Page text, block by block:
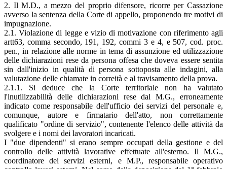
2. Il M.D., a mezzo del proprio difensore, ricorre per Cassazione
avverso la sentenza della Corte di appello, proponendo tre motivi di
impugnazione.
2.1. Violazione di legge e vizio di motivazione con riferimento agli
artt63, comma secondo, 191, 192, commi 3 e 4, e 507, cod. proc.
pen., in relazione alle norme in tema di assunzione ed utilizzazione
delle dichiarazioni rese da persona offesa che doveva essere sentita
sin dall'inizio in qualità di persona sottoposta alle indagini, alla
valutazione delle chiamate in correità e al travisamento della prova.
2.1.1. Si deduce che la Corte territoriale non ha valutato
l'inutilizzabilità delle dichiarazioni rese dal M.G., erroneamente
indicato come responsabile dell'ufficio dei servizi del personale e,
comunque, autore e firmatario dell'atto, non correttamente
qualificato "ordine di servizio", contenente l'elenco delle attività da
svolgere e i nomi dei lavoratori incaricati.
I "due dipendenti" si erano sempre occupati della gestione e del
controllo delle attività lavorative effettuate all'esterno. Il M.G.,
coordinatore dei servizi esterni, e M.P., responsabile operativo